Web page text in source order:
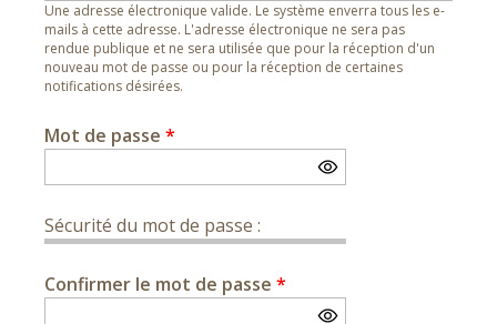
Une adresse électronique valide. Le système enverra tous les e-
mails à cette adresse. L'adresse électronique ne sera pas
rendue publique et ne sera utilisée que pour la réception d'un
nouveau mot de passe ou pour la réception de certaines
notifications désirées.
Mot de passe *
Sécurité du mot de passe :
Confirmer le mot de passe *